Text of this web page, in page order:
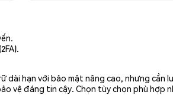
dài hạn với bảo mật nâng cao, nhưng
vệ đáng tin cậy. Chọn tùy chọn phù hợp